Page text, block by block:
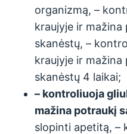
organizmą, –
kraujyje ir mažina
skanėstų, –
kraujyje ir mažina
skanėstų 4 laikai;
– kontroliuoja
mažina potraukį
slopinti apetitą, –